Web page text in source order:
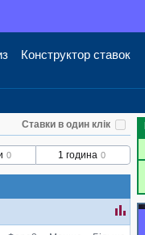
Конструктор ставок
Ставки в один клік
0 1 година 0